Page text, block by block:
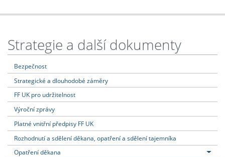
Strategie a další dokumenty
Bezpečnost
Strategické a dlouhodobé záměry
FF UK pro udržitelnost
Výroční zprávy
Platné vnitřní předpisy FF UK
Rozhodnutí a sdělení děkana, opatření a sdělení tajemníka
Opatření děkana